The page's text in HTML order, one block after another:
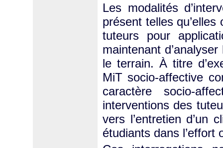
Les modalités
présent telles
tuteurs pour
maintenant
le terrain. À titre
MiT socio-affective
caractère socio-
interventions des
vers l’entretien d’un
étudiants dans l’effort